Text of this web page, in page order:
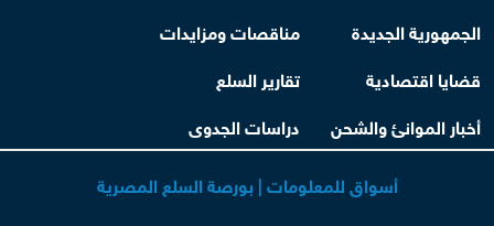
الجمهورية الجديدة
مناقصات ومزايدات
قضايا اقتصادية
تقارير السلع
أخبار الموانئ والشحن
دراسات الجدوى
أسواق للمعلومات | بورصة السلع المصرية